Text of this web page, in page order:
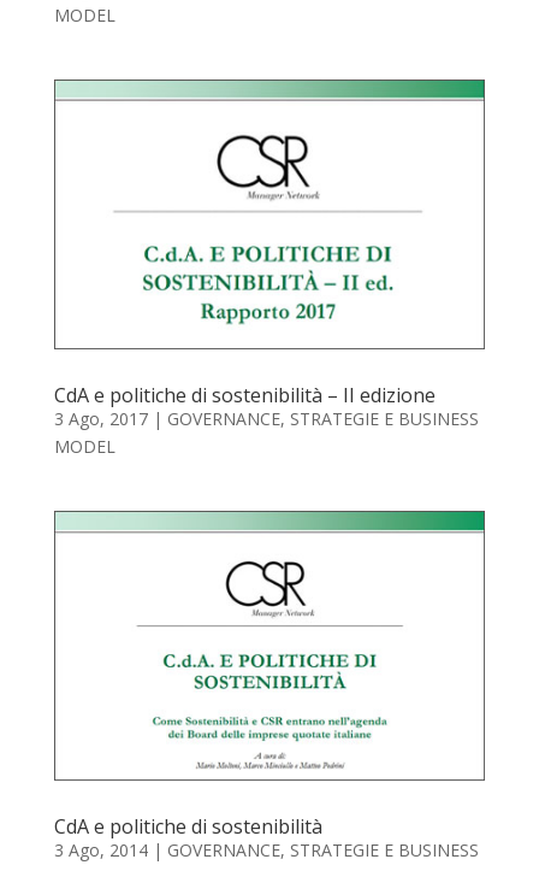
MODEL
CdA e politiche di sostenibilità – II edizione
3 Ago, 2017| GOVERNANCE, STRATEGIE E BUSINESS
MODEL
CdA e politiche di sostenibilità
3 Ago, 2014| GOVERNANCE, STRATEGIE E BUSINESS